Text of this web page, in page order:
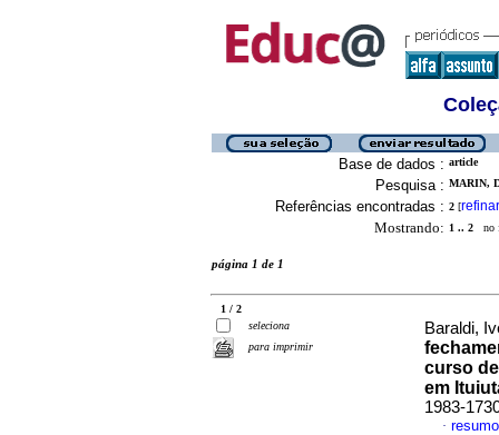
Base de dados : article
Pesquisa : MARIN,
Referências encontradas : 2 [refinar
Mostrando: 1 .. 2 no
página 1 de 1
1 / 2
seleciona
para imprimir
Baraldi,
curso
em
1983-
·